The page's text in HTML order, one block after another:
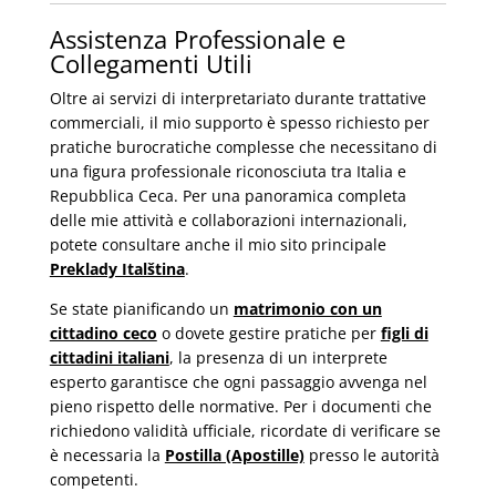
Assistenza Professionale e
Collegamenti Utili
Oltre ai servizi di interpretariato durante trattative
commerciali, il mio supporto è spesso richiesto per
pratiche burocratiche complesse che necessitano di
una figura professionale riconosciuta tra Italia e
Repubblica Ceca. Per una panoramica completa
delle mie attività e collaborazioni internazionali,
potete consultare anche il mio sito principale
Preklady Italština.
Se state pianificando un matrimonio con un
cittadino ceco o dovete gestire pratiche per figli di
cittadini italiani, la presenza di un interprete
esperto garantisce che ogni passaggio avvenga nel
pieno rispetto delle normative. Per i documenti che
richiedono validità ufficiale, ricordate di verificare se
è necessaria la Postilla (Apostille)presso le autorità
competenti.